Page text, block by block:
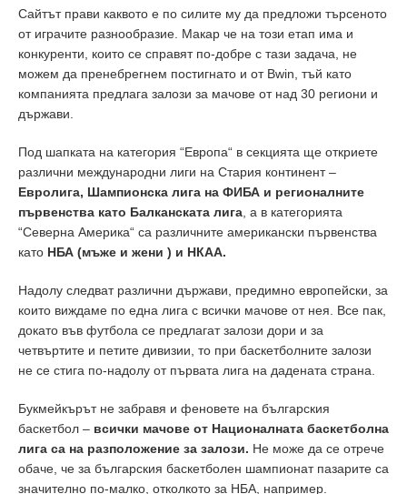
Сайтът прави каквото е по силите му да предложи търсеното
от играчите разнообразие. Макар че на този етап има и
конкуренти, които се справят по-добре с тази задача, не
можем да пренебрегнем постигнато и от Bwin, тъй като
компанията предлага залози за мачове от над 30 региони и
държави.
Под шапката на категория “Европа“ в секцията ще откриете
различни международни лиги на Стария континент –
Евролига, Шампионска лига на ФИБА и регионалните
първенства като Балканската лига , а в категорията
“Северна Америка“ са различните американски първенства
като НБА (мъже и жени ) и НКАА.
Надолу следват различни държави, предимно европейски, за
които виждаме по една лига с всички мачове от нея. Все пак,
докато във футбола се предлагат залози дори и за
четвъртите и петите дивизии, то при баскетболните залози
не се стига по-надолу от първата лига на дадената страна.
Букмейкърът не забравя и феновете на българския
баскетбол – всички мачове от Националната баскетболна
лига са на разположение за залози. Не може да се отрече
обаче, че за българския баскетболен шампионат пазарите са
значително по-малко, отколкото за НБА, например.